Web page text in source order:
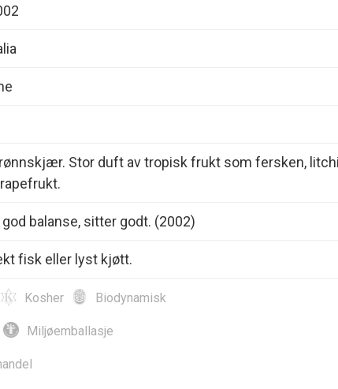
Stor duft av tropisk frukt som fersken,
balanse, sitter godt. (2002)
fisk eller lyst kjøtt.
Kosher Biodynamisk
Miljøemballasje